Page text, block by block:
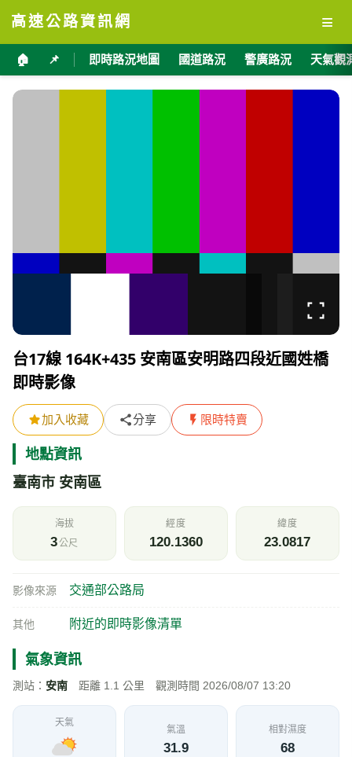
高速公路資訊網 ≡
🏠 📌 即時路況地圖 國道路況 警廣路況 天氣觀
台17線 164K+435 安南區安明路四段近國姓橋
即時影像
加入收藏 分享 限時特賣
地點資訊
臺南市 安南區
海拔
3公尺
經度
120.1360
緯度
23.0817
影像來源 交通部公路局
其他 附近的即時影像清單
氣象資訊
測站： 安南 距離 1.1 公里 觀測時間 2026/08/07 13:20
天氣
氣溫
31.9
相對濕度
68